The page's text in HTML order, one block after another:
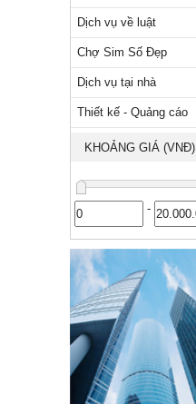
Xuất nhập khẩu
Dịch vụ về luật
Chợ Sim Số Đẹp
Dịch vụ tại nhà
Thiết kế - Quảng cáo
Dịch vụ về luật
Chợ Sim Số Đẹp
Dịch vụ tại nhà
Thiết kế - Quảng cáo
KHOẢNG GIÁ (VNĐ)
-